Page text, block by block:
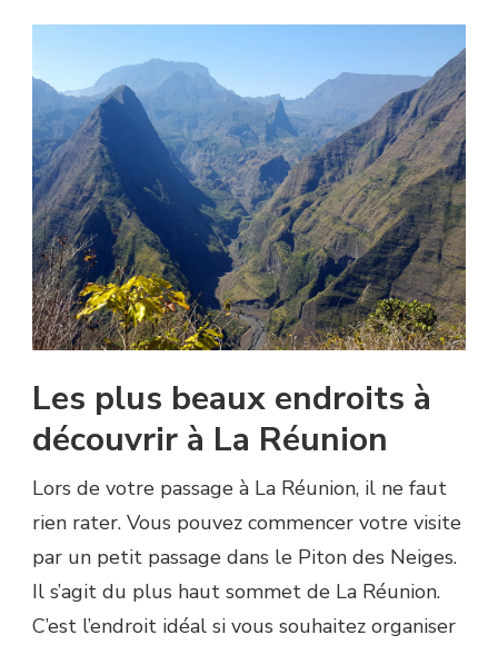
Les plus beaux endroits à
découvrir à La Réunion
Lors de votre passage à La Réunion, il ne faut
rien rater. Vous pouvez commencer votre visite
par un petit passage dans le Piton des Neiges.
Il s’agit du plus haut sommet de La Réunion.
C’est l’endroit idéal si vous souhaitez organiser